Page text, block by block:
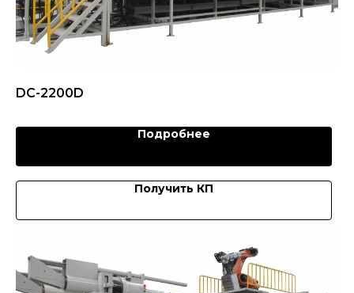
DC-2200D
Подробнее
Получить КП